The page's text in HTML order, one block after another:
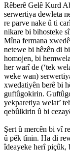
Rêberê Gelê Kurd
serwertiya dewleta
re parve nake û ti
nikare bi bihosteke
Mîna fermana
netewe bi hêzên di
homojen, bi
her warî de (‘tek
weke wan)
xwedatiyên berê bi
guftûgokirin.
yekparetiya welat’
qebûlkirin û bi
Şert û mercên bi vî
û pêk tînin. Ha di
îdeayeke herî piçûk,